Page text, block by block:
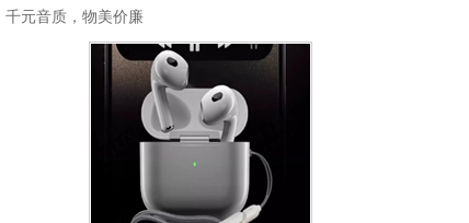
元音质，物美价廉